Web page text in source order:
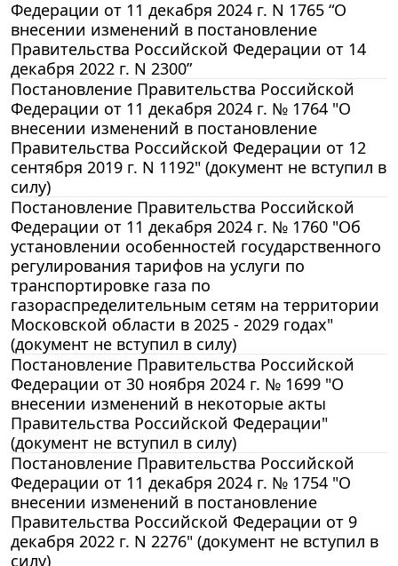
Федерации от 11 декабря 2024 г. N 1765 “О
внесении изменений в постановление
Правительства Российской Федерации от 14
декабря 2022 г. N 2300”
Постановление Правительства Российской
Федерации от 11 декабря 2024 г. № 1764 "О
внесении изменений в постановление
Правительства Российской Федерации от 12
сентября 2019 г. N 1192" (документ не вступил в
силу)
Постановление Правительства Российской
Федерации от 11 декабря 2024 г. № 1760 "Об
установлении особенностей государственного
регулирования тарифов на услуги по
транспортировке газа по
газораспределительным сетям на территории
Московской области в 2025 - 2029 годах"
(документ не вступил в силу)
Постановление Правительства Российской
Федерации от 30 ноября 2024 г. № 1699 "О
внесении изменений в некоторые акты
Правительства Российской Федерации"
(документ не вступил в силу)
Постановление Правительства Российской
Федерации от 11 декабря 2024 г. № 1754 "О
внесении изменений в постановление
Правительства Российской Федерации от 9
декабря 2022 г. N 2276" (документ не вступил в
силу)